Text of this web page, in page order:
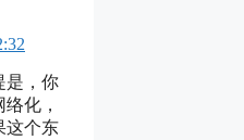
是，你
化，
这个东